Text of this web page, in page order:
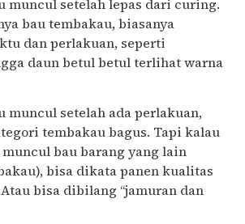
muncul setelah lepas dari curing.
bau tembakau, biasanya
dan perlakuan, seperti
daun betul betul terlihat warna
muncul setelah ada perlakuan,
tembakau bagus. Tapi kalau
muncul bau barang yang lain
bisa dikata panen kualitas
bisa dibilang “jamuran dan